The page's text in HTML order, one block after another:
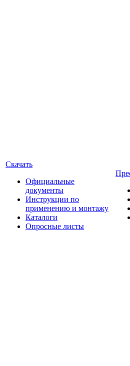
Скачать
Официальные
документы
Инструкции по
применению и монтажу
Каталоги
Опросные листы